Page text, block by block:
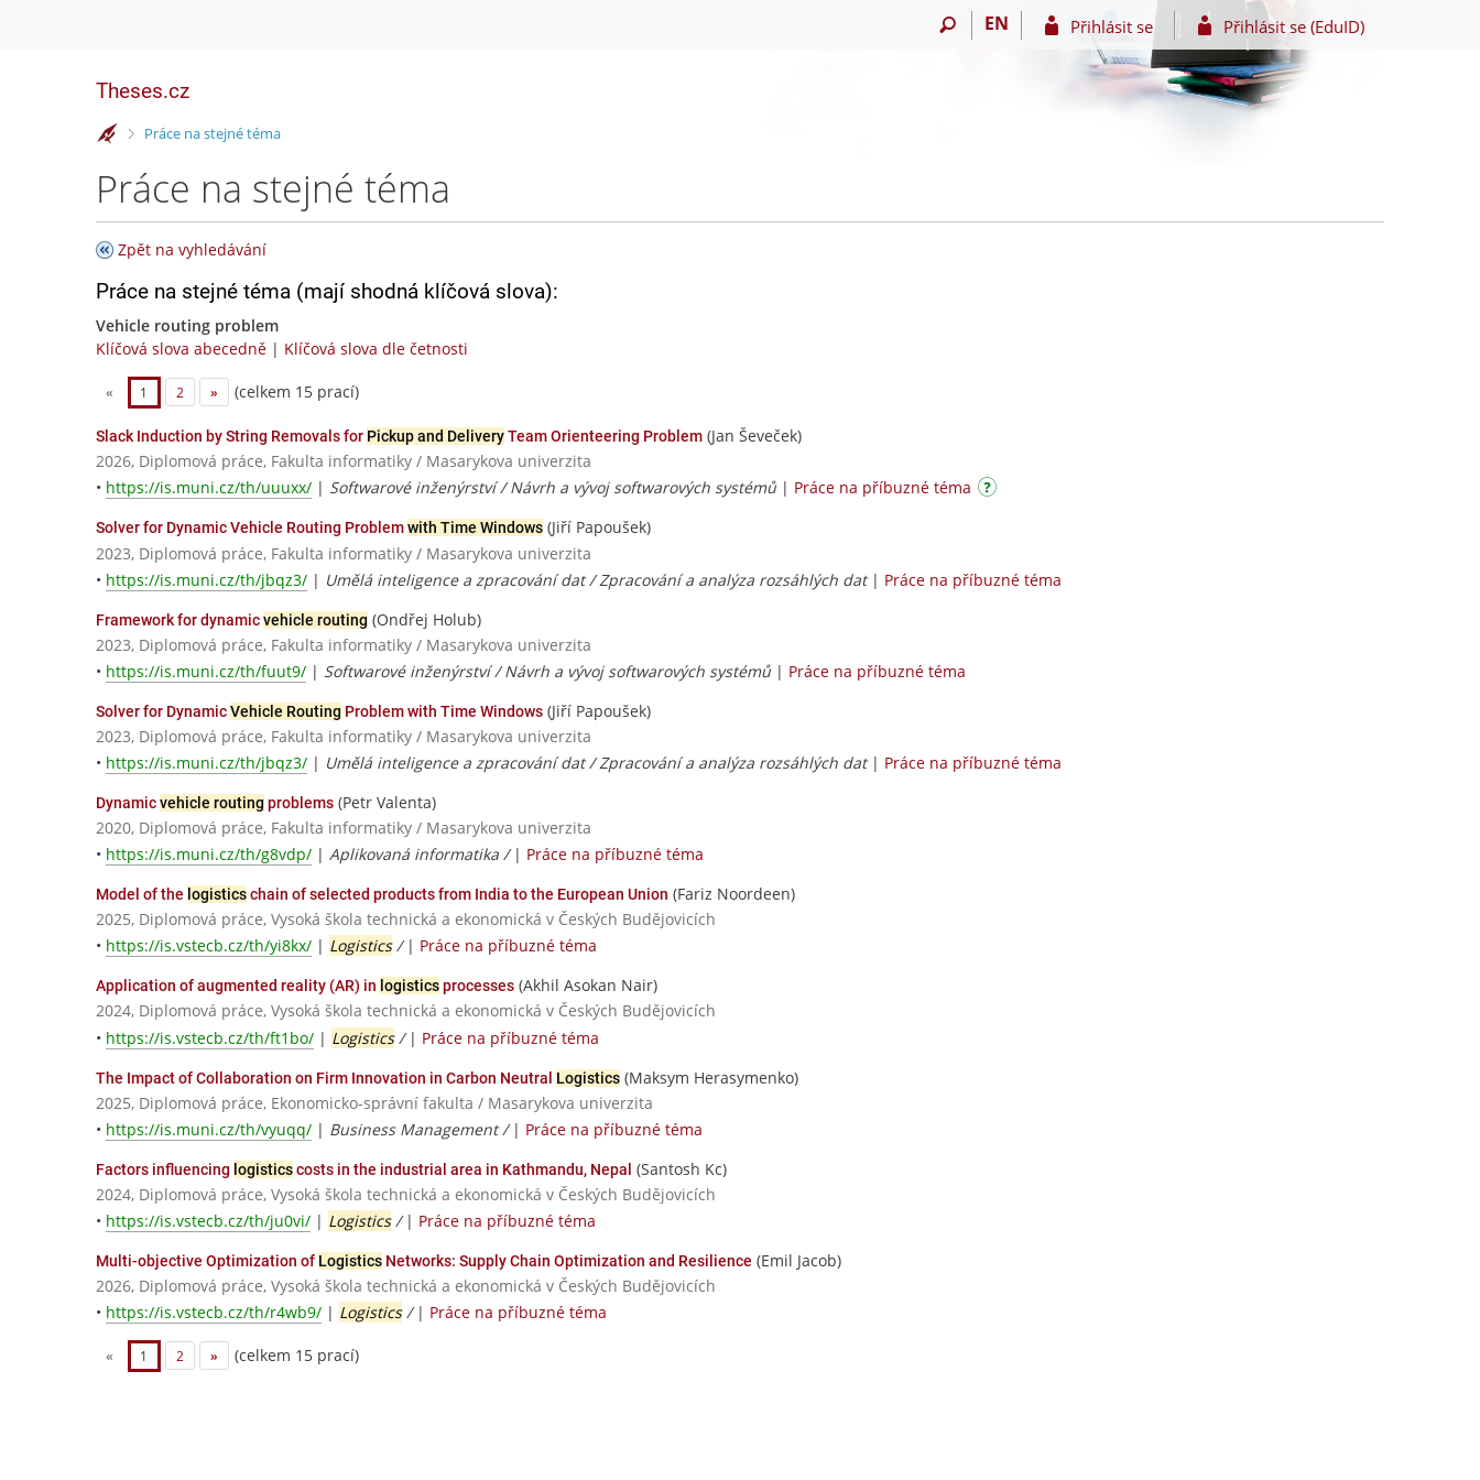
EN Přihlásit se Přihlásit se (EduID)
Theses.cz
>Práce na stejné téma
Práce na stejné téma
Zpět na vyhledávání
Práce na stejné téma (mají shodná klíčová slova):
Vehicle routing problem
Klíčová slova abecedně | Klíčová slova dle četnosti
« 1 2 » (celkem 15 prací)
Slack Induction by String Removals for Pickup and DeliveryTeam Orienteering Problem (Jan Ševeček)
2026, Diplomová práce, Fakulta informatiky / Masarykova univerzita
• https://is.muni.cz/th/uuuxx/ | Softwarové inženýrství / Návrh a vývoj softwarových systémů | Práce na příbuzné téma
Solver for Dynamic Vehicle Routing Problemwith Time Windows (Jiří Papoušek)
2023, Diplomová práce, Fakulta informatiky / Masarykova univerzita
• https://is.muni.cz/th/jbqz3/ | Umělá inteligence a zpracování dat / Zpracování a analýza rozsáhlých dat| Práce na příbuzné téma
Framework for dynamicvehicle routing (Ondřej Holub)
2023, Diplomová práce, Fakulta informatiky / Masarykova univerzita
• https://is.muni.cz/th/fuut9/ | Softwarové inženýrství / Návrh a vývoj softwarových systémů | Práce na příbuzné téma
Solver for DynamicVehicle Routing Problem with Time Windows (Jiří Papoušek)
2023, Diplomová práce, Fakulta informatiky / Masarykova univerzita
• https://is.muni.cz/th/jbqz3/ | Umělá inteligence a zpracování dat / Zpracování a analýza rozsáhlých dat| Práce na příbuzné téma
Dynamicvehicle routing problems (Petr Valenta)
2020, Diplomová práce, Fakulta informatiky / Masarykova univerzita
• https://is.muni.cz/th/g8vdp/ | Aplikovaná informatika / | Práce na příbuzné téma
Model of the logisticschain of selected products from India to the European Union (Fariz Noordeen)
2025, Diplomová práce, Vysoká škola technická a ekonomická v Českých Budějovicích
• https://is.vstecb.cz/th/yi8kx/ | Logistics/ | Práce na příbuzné téma
Application of augmented reality (AR) in logisticsprocesses (Akhil Asokan Nair)
2024, Diplomová práce, Vysoká škola technická a ekonomická v Českých Budějovicích
• https://is.vstecb.cz/th/ft1bo/ | Logistics/ | Práce na příbuzné téma
The Impact of Collaboration on Firm Innovation in Carbon Neutral Logistics (Maksym Herasymenko)
2025, Diplomová práce, Ekonomicko-správní fakulta / Masarykova univerzita
• https://is.muni.cz/th/vyuqq/ | Business Management / | Práce na příbuzné téma
Factors influencing logisticscosts in the industrial area in Kathmandu, Nepal (Santosh Kc)
2024, Diplomová práce, Vysoká škola technická a ekonomická v Českých Budějovicích
• https://is.vstecb.cz/th/ju0vi/ | Logistics/ | Práce na příbuzné téma
Multi-objective Optimization of Logistics Networks: Supply Chain Optimization and Resilience (Emil Jacob)
2026, Diplomová práce, Vysoká škola technická a ekonomická v Českých Budějovicích
• https://is.vstecb.cz/th/r4wb9/ | Logistics/ | Práce na příbuzné téma
« 1 2 » (celkem 15 prací)